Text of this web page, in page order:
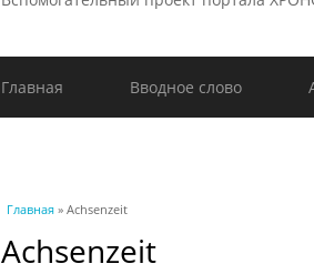
Главная Вводное слово
Вы здесь
Главная » Achsenzeit
Achsenzeit